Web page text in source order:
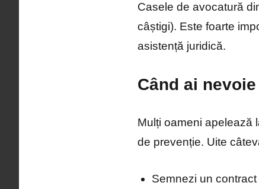
Casele de avocatură
câștigi). Este foarte
asistență juridică.
Când ai
Mulți oameni apelează
de prevenție. Uite
Semnezi un